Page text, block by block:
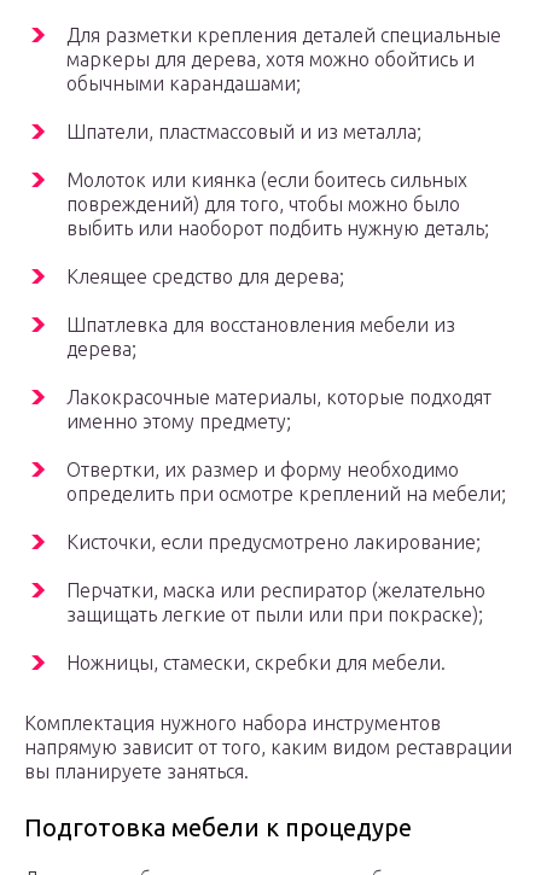
Для разметки крепления деталей специальные
маркеры для дерева, хотя можно обойтись и
обычными карандашами;
Шпатели, пластмассовый и из металла;
Молоток или киянка (если боитесь сильных
повреждений) для того, чтобы можно было
выбить или наоборот подбить нужную деталь;
Клеящее средство для дерева;
Шпатлевка для восстановления мебели из
дерева;
Лакокрасочные материалы, которые подходят
именно этому предмету;
Отвертки, их размер и форму необходимо
определить при осмотре креплений на мебели;
Кисточки, если предусмотрено лакирование;
Перчатки, маска или респиратор (желательно
защищать легкие от пыли или при покраске);
Ножницы, стамески, скребки для мебели.
Комплектация нужного набора инструментов
напрямую зависит от того, каким видом реставрации
вы планируете заняться.
Подготовка мебели к процедуре